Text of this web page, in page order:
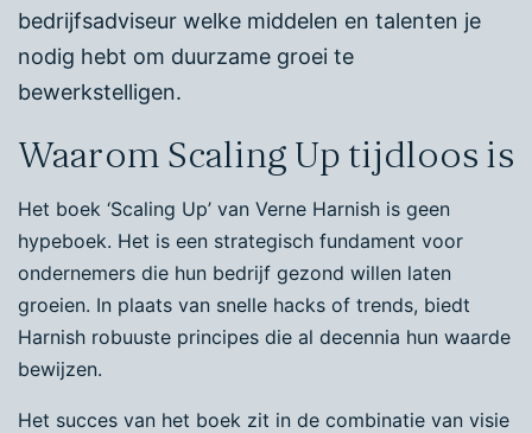
bedrijfsadviseur welke middelen en talenten je
nodig hebt om duurzame groei te
bewerkstelligen.
Waarom Scaling Up tijdloos is
Het boek ‘Scaling Up’ van Verne Harnish is geen
hypeboek. Het is een strategisch fundament voor
ondernemers die hun bedrijf gezond willen laten
groeien. In plaats van snelle hacks of trends, biedt
Harnish robuuste principes die al decennia hun waarde
bewijzen.
Het succes van het boek zit in de combinatie van visie